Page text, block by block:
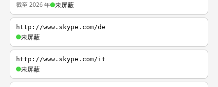
截至 2026 年 未屏蔽
http://www.skype.com/de
未屏蔽
http://www.skype.com/it
未屏蔽